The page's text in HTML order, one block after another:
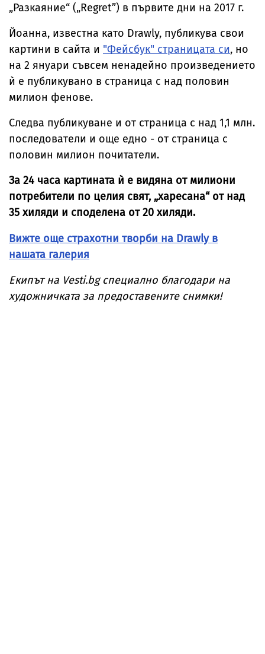
„Разкаяние“ („Regret”) в първите дни на 2017 г.
Йоанна, известна като Drawly, публикува свои
картини в сайта и "Фейсбук" страницата си, но
на 2 януари съвсем ненадейно произведението
ѝ е публикувано в страница с над половин
милион фенове.
Следва публикуване и от страница с над 1,1 млн.
последователи и още едно - от страница с
половин милион почитатели.
За 24 часа картината ѝ е видяна от милиони
потребители по целия свят, „харесана“ от над
35 хиляди и споделена от 20 хиляди.
Вижте още страхотни творби на Drawly в
нашата галерия
Екипът на Vesti.bg специално благодари на
художничката за предоставените снимки!